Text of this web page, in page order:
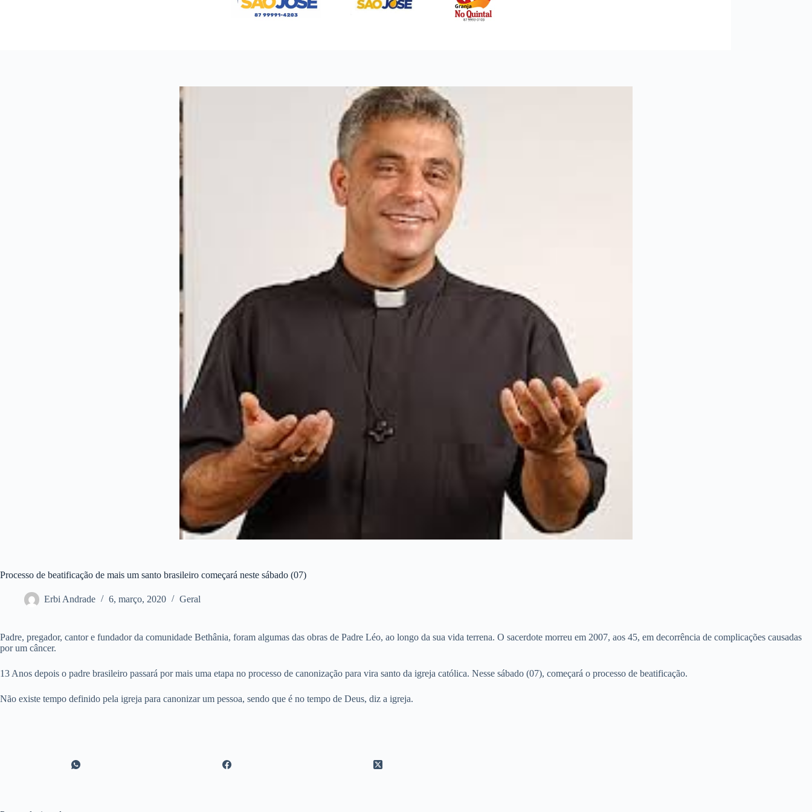
Processo de beatificação de mais um santo brasileiro começará neste sábado (07)
Erbi Andrade 6, março, 2020 Geral
Padre, pregador, cantor e fundador da comunidade Bethânia, foram algumas das obras de Padre Léo, ao longo da sua vida terrena. O sacerdote morreu em 2007, aos 45, em decorrência de complicações causadas
por um câncer.
13 Anos depois o padre brasileiro passará por mais uma etapa no processo de canonização para vira santo da igreja católica. Nesse sábado (07), começará o processo de beatificação.
Não existe tempo definido pela igreja para canonizar um pessoa, sendo que é no tempo de Deus, diz a igreja.